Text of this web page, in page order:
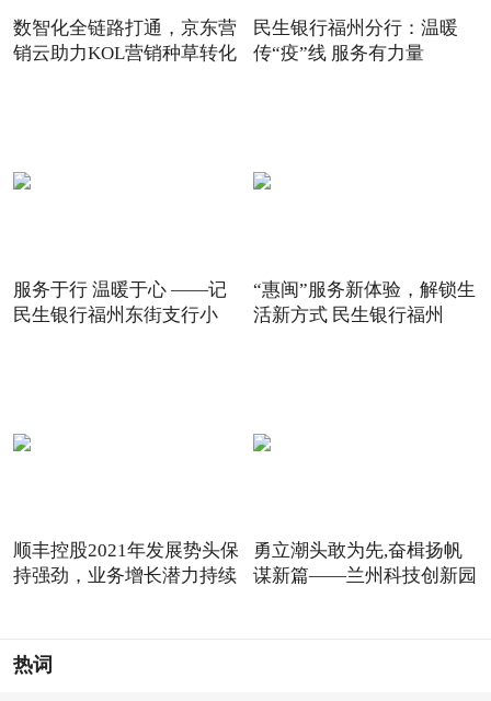
数智化全链路打通，京东营
销云助力KOL营销种草转化
民生银行福州分行：温暖
传“疫”线 服务有力量
服务于行 温暖于心 ——记
民生银行福州东街支行小
“惠闽”服务新体验，解锁生
活新方式 民生银行福州
顺丰控股2021年发展势头保
持强劲，业务增长潜力持续
勇立潮头敢为先,奋楫扬帆
谋新篇——兰州科技创新园
热词